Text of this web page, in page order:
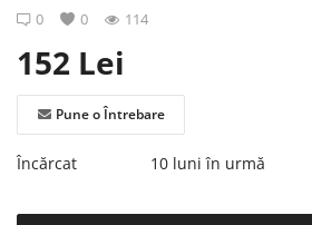
0 0 114
152 Lei
Pune o Întrebare
Încărcat 10 luni în urmă